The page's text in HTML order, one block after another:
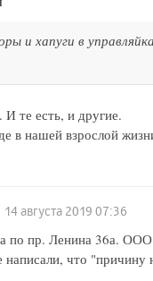
и хапуги в
те есть, и другие.
в нашей взрослой
14 августа 2019 07:36
по пр. Ленина 36а.
написали, что "причину